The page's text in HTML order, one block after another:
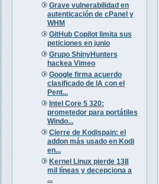
Grave vulnerabilidad en
autenticación de cPanel y
WHM
GitHub Copilot limita sus
peticiones en junio
Grupo ShinyHunters
hackea Vimeo
Google firma acuerdo
clasificado de IA con el
Pent...
Intel Core 5 320:
prometedor para portátiles
Windo...
Cierre de Kodispain: el
addon más usado en Kodi
en...
Kernel Linux pierde 138
mil líneas y decepciona a
...